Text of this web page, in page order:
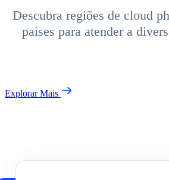
Descubra regiões de cloud
países para atender a
Explorar Mais